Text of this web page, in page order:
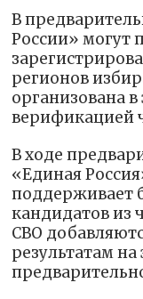
В
России» могут
регионов
организована
верификацией
В ходе
«Единая
поддерживает
кандидатов из
СВО
результатам